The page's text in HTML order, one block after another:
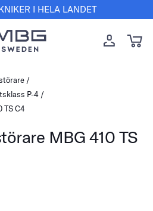
I HELA LANDET
P-4
TS C4
MBG 410 TS